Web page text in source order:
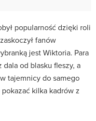
popularność dzięki roli
fanów
jest Wiktoria. Para
dala od blasku fleszy, a
tajemnicy do samego
kilka kadrów z